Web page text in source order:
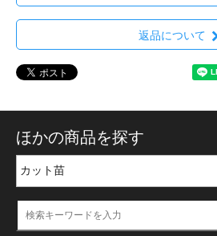
返品について
ほかの商品を探す